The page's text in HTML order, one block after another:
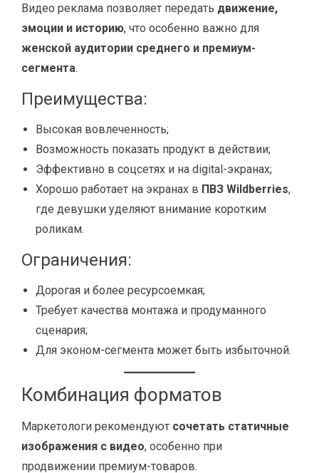
Видео реклама позволяет передать движение,
эмоции и историю, что особенно важно для
женской аудитории среднего и премиум-
сегмента.
Преимущества:
Высокая вовлеченность;
Возможность показать продукт в действии;
Эффективно в соцсетях и на digital-экранах;
Хорошо работает на экранах в ПВЗ Wildberries,
где девушки уделяют внимание коротким
роликам.
Ограничения:
Дорогая и более ресурсоемкая;
Требует качества монтажа и продуманного
сценария;
Для эконом-сегмента может быть избыточной.
Комбинация форматов
Маркетологи рекомендуют сочетать статичные
изображения с видео, особенно при
продвижении премиум-товаров.